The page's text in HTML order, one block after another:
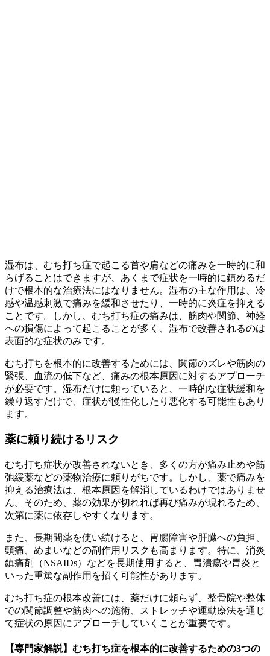
湿布は、むち打ち症で起こる首や肩などの痛みを一時的に和
らげることはできますが、あくまで症状を一時的に鎮めるだ
けで根本的な治療法にはなりません。湿布の主な作用は、冷
感や温感刺激で痛みを緩和させたり、一時的に炎症を抑える
ことです。しかし、むち打ち症の痛みは、筋肉や関節、神経
への損傷によって起こることが多く、湿布で改善されるのは
表面的な症状のみです。
むち打ちを根本的に改善するためには、関節のズレや筋肉の
緊張、血流の低下など、痛みの根本原因に対するアプローチ
が必要です。湿布だけに頼っていると、一時的な症状緩和を
繰り返すだけで、症状が慢性化したり悪化する可能性もあり
ます。
薬に頼り続けるリスク
むち打ち症状が改善されないとき、多くの方が痛み止めや筋
弛緩薬などの薬物治療に頼りがちです。しかし、薬で痛みを
抑える治療法は、根本原因を解消しているわけではありませ
ん。そのため、薬の効果が切れれば再び痛みが現れるため、
次第に薬に依存しやすくなります。
また、長期間薬を使い続けると、胃腸障害や肝臓への負担、
頭痛、めまいなどの副作用リスクも高まります。特に、消炎
鎮痛剤（NSAIDs）などを長期使用すると、胃潰瘍や胃炎と
いった重篤な副作用を招く可能性があります。
むち打ち症の根本改善には、薬だけに頼らず、整骨院や整体
での関節調整や筋肉への施術、ストレッチや運動療法を通じ
て症状の原因にアプローチしていくことが重要です。
【専門家解説】むち打ち症を根本的に改善するための3つの